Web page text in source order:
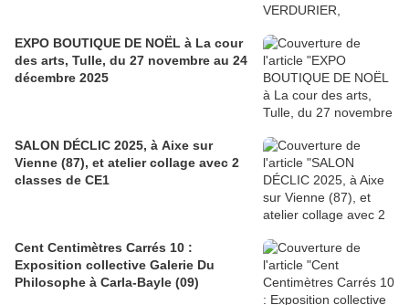
EXPO BOUTIQUE DE NOËL à La cour
des arts, Tulle, du 27 novembre au 24
décembre 2025
SALON DÉCLIC 2025, à Aixe sur
Vienne (87), et atelier collage avec 2
classes de CE1
Cent Centimètres Carrés 10 :
Exposition collective Galerie Du
Philosophe à Carla-Bayle (09)